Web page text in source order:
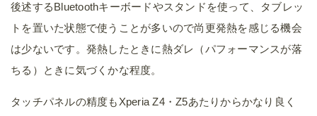
後述するBluetoothキーボードやスタンドを使って、タブレッ
トを置いた状態で使うことが多いので尚更発熱を感じる機会
は少ないです。発熱したときに熱ダレ（パフォーマンスが落
ちる）ときに気づくかな程度。
タッチパネルの精度もXperia Z4・Z5あたりからかなり良く